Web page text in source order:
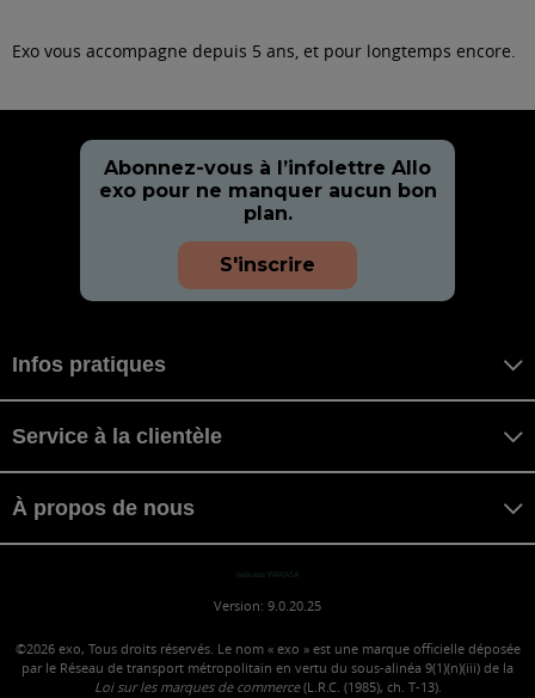
Exo vous accompagne depuis 5 ans, et pour longtemps encore.
Abonnez-vous à l’infolettre Allo
exo pour ne manquer aucun bon
plan.
S'inscrire
Infos pratiques
Service à la clientèle
À propos de nous
wakasa WAKASA
Version: 9.0.20.25
©2026 exo, Tous droits réservés. Le nom « exo » est une marque officielle déposée
par le Réseau de transport métropolitain en vertu du sous-alinéa 9(1)(n)(iii) de la
Loi sur les marques de commerce(L.R.C. (1985), ch. T-13).